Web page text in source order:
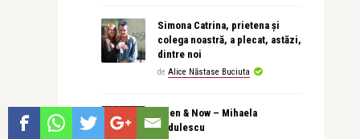
Simona Catrina, prietena și
colega noastră, a plecat, astăzi,
dintre noi
de Alice Năstase Buciuta
Then & Now – Mihaela
Radulescu